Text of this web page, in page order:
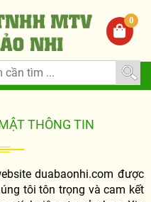
0
THÔNG TIN
duabaonhi.com được
tôi tôn trọng và cam kết